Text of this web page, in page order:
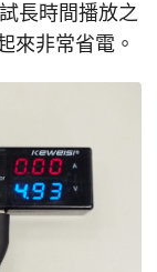
長時間播放之
來非常省電。